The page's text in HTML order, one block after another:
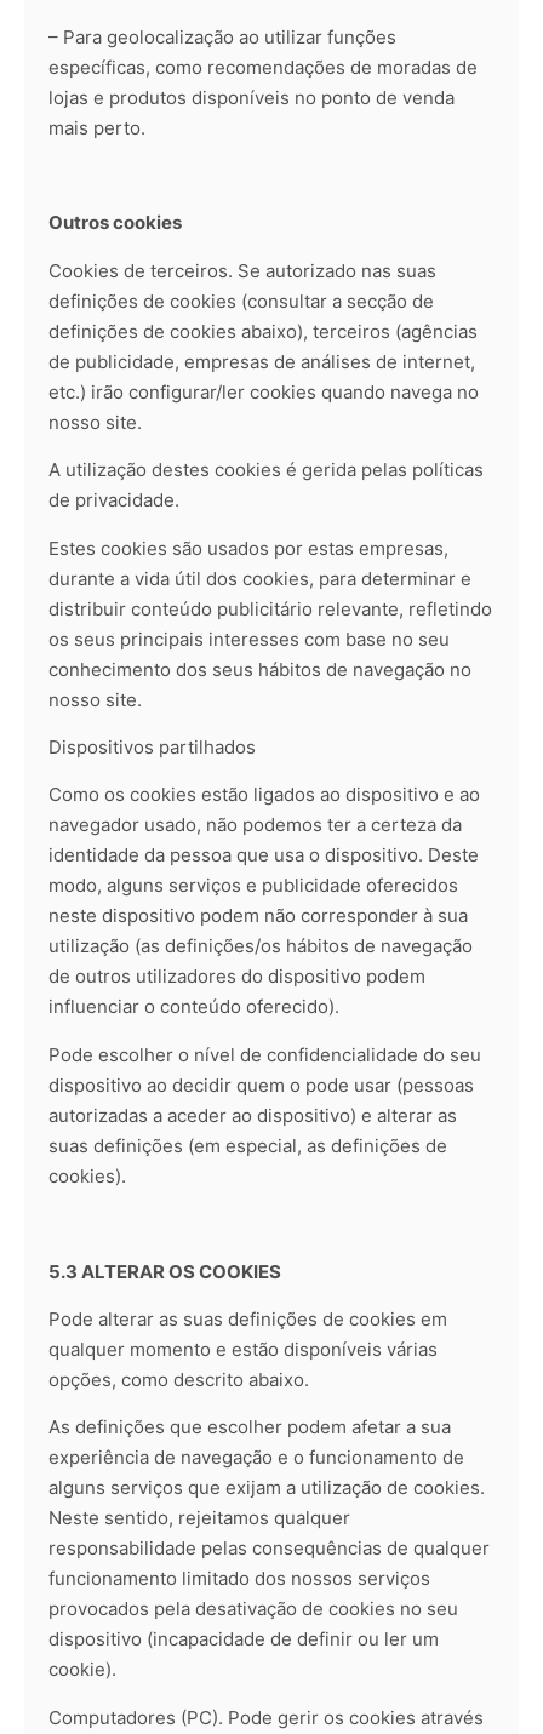
– Para geolocalização ao utilizar funções
específicas, como recomendações de moradas de
lojas e produtos disponíveis no ponto de venda
mais perto.
Outros cookies
Cookies de terceiros. Se autorizado nas suas
definições de cookies (consultar a secção de
definições de cookies abaixo), terceiros (agências
de publicidade, empresas de análises de internet,
etc.) irão configurar/ler cookies quando navega no
nosso site.
A utilização destes cookies é gerida pelas políticas
de privacidade.
Estes cookies são usados por estas empresas,
durante a vida útil dos cookies, para determinar e
distribuir conteúdo publicitário relevante, refletindo
os seus principais interesses com base no seu
conhecimento dos seus hábitos de navegação no
nosso site.
Dispositivos partilhados
Como os cookies estão ligados ao dispositivo e ao
navegador usado, não podemos ter a certeza da
identidade da pessoa que usa o dispositivo. Deste
modo, alguns serviços e publicidade oferecidos
neste dispositivo podem não corresponder à sua
utilização (as definições/os hábitos de navegação
de outros utilizadores do dispositivo podem
influenciar o conteúdo oferecido).
Pode escolher o nível de confidencialidade do seu
dispositivo ao decidir quem o pode usar (pessoas
autorizadas a aceder ao dispositivo) e alterar as
suas definições (em especial, as definições de
cookies).
5.3 ALTERAR OS COOKIES
Pode alterar as suas definições de cookies em
qualquer momento e estão disponíveis várias
opções, como descrito abaixo.
As definições que escolher podem afetar a sua
experiência de navegação e o funcionamento de
alguns serviços que exijam a utilização de cookies.
Neste sentido, rejeitamos qualquer
responsabilidade pelas consequências de qualquer
funcionamento limitado dos nossos serviços
provocados pela desativação de cookies no seu
dispositivo (incapacidade de definir ou ler um
cookie).
Computadores (PC). Pode gerir os cookies através